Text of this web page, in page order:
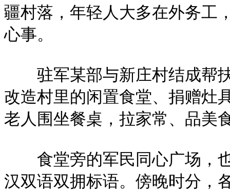
疆村落，年轻人大多在外务工
心事。
驻军某部与新庄村结成帮扶
改造村里的闲置食堂、捐赠灶
老人围坐餐桌，拉家常、品美
食堂旁的军民同心广场，也
汉双语双拥标语。傍晚时分，